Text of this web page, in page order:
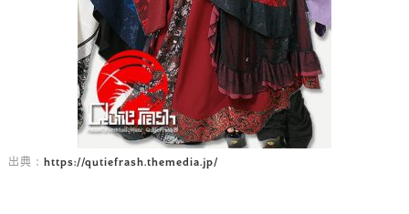
https://qutiefrash.themedia.jp/